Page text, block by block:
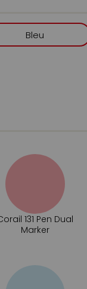
Bleu
131 Pen Dual
Marker